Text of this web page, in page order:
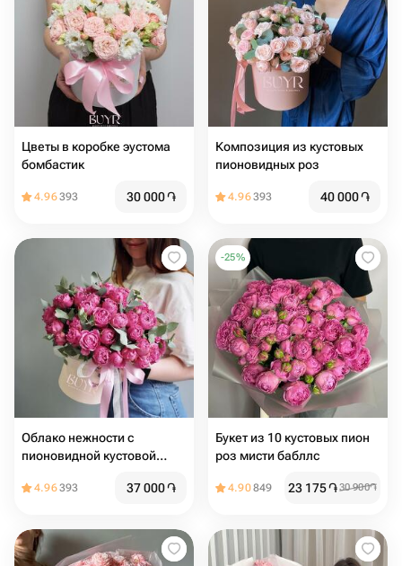
Цветы в коробке эустома
бомбастик
4.96393 30 000֏
Композиция из кустовых
пионовидных роз
4.96393 40 000֏
Облако нежности с
пионовидной кустовой
4.96393 37 000֏
-25%
Букет из 10 кустовых пион
роз мисти бабллс
4.90849 23 175֏30 900֏